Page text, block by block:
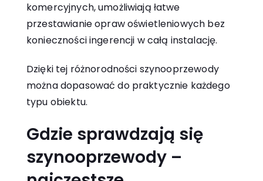
komercyjnych, umożliwiają łatwe
przestawianie opraw oświetleniowych bez
konieczności ingerencji w całą instalację.
Dzięki tej różnorodności szynooprzewody
można dopasować do praktycznie każdego
typu obiektu.
Gdzie sprawdzają się
szynooprzewody –